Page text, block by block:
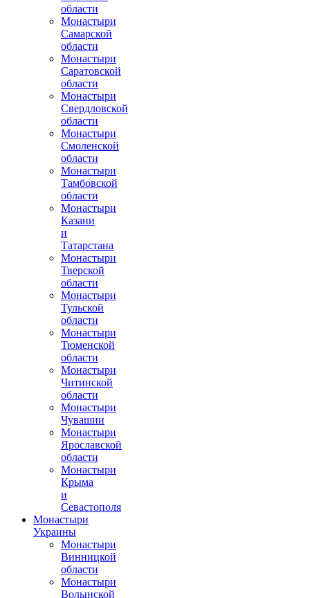
области
Монастыри
Самарской
области
Монастыри
Саратовской
области
Монастыри
Свердловской
области
Монастыри
Смоленской
области
Монастыри
Тамбовской
области
Монастыри
Казани
и
Татарстана
Монастыри
Тверской
области
Монастыри
Тульской
области
Монастыри
Тюменской
области
Монастыри
Читинской
области
Монастыри
Чувашии
Монастыри
Ярославской
области
Монастыри
Крыма
и
Севастополя
Монастыри
Украины
Монастыри
Винницкой
области
Монастыри
Волынской